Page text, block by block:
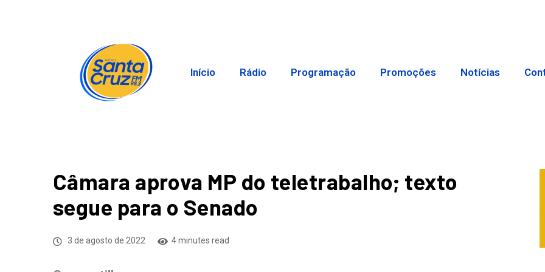
Início Rádio Programação Promoções Notícias
Câmara aprova MP do teletrabalho; texto
segue para o Senado
3 de agosto de 2022 4 minutes read